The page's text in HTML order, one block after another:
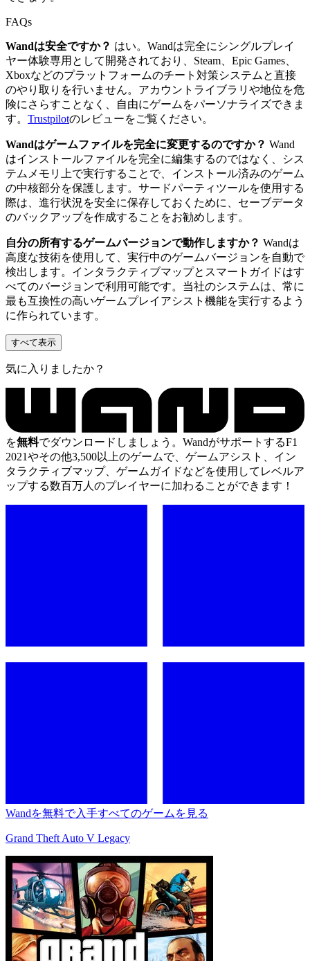
FAQs
Wandは安全ですか？ はい。Wandは完全にシングルプレイ
ヤー体験専用として開発されており、Steam、Epic Games、
Xboxなどのプラットフォームのチート対策システムと直接
のやり取りを行いません。アカウントライブラリや地位を危
険にさらすことなく、自由にゲームをパーソナライズできま
す。 Trustpilotのレビューをご覧ください。
Wandはゲームファイルを完全に変更するのですか？ Wand
はインストールファイルを完全に編集するのではなく、シス
テムメモリ上で実行することで、インストール済みのゲーム
の中核部分を保護します。サードパーティツールを使用する
際は、進行状況を安全に保存しておくために、セーブデータ
のバックアップを作成することをお勧めします。
自分の所有するゲームバージョンで動作しますか？ Wandは
高度な技術を使用して、実行中のゲームバージョンを自動で
検出します。インタラクティブマップとスマートガイドはす
べてのバージョンで利用可能です。当社のシステムは、常に
最も互換性の高いゲームプレイアシスト機能を実行するよう
に作られています。
すべて表示
気に入りましたか？
を無料でダウンロードしましょう。WandがサポートするF1
2021やその他3,500以上のゲームで、ゲームアシスト、イン
タラクティブマップ、ゲームガイドなどを使用してレベルア
ップする数百万人のプレイヤーに加わることができます！
Wandを無料で入手すべてのゲームを見る
Grand Theft Auto V Legacy